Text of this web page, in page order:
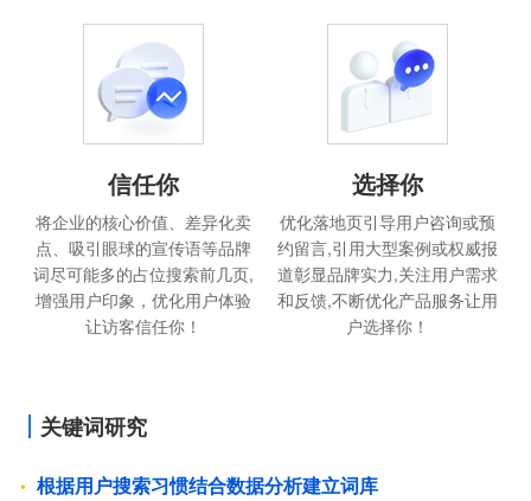
信任你
将企业的核心价值、差异化卖
点、吸引眼球的宣传语等品牌
词尽可能多的占位搜索前几页,
增强用户印象，优化用户体验
让访客信任你！
选择你
优化落地页引导用户咨询或预
约留言,引用大型案例或权威报
道彰显品牌实力,关注用户需求
和反馈,不断优化产品服务让用
户选择你！
关键词研究
根据用户搜索习惯结合数据分析建立词库